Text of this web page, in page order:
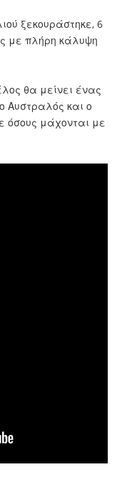
ξεκουράστηκε, 6
με πλήρη κάλυψη
θα μείνει ένας
Αυστραλός και ο
όσους μάχονται με